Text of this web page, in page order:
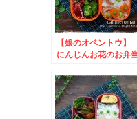
【娘のオベントウ】
にんじんお花のお弁